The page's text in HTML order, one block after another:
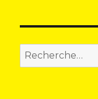
Recherche
pour
: